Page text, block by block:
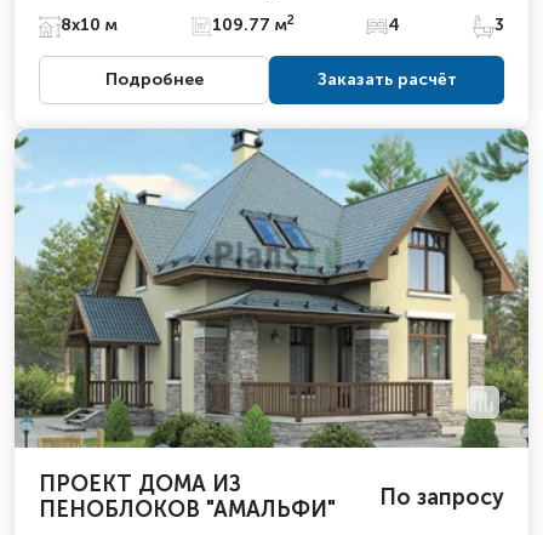
8х10 м 109.77 м2 4 3
Подробнее Заказать расчёт
ПРОЕКТ ДОМА ИЗ
ПЕНОБЛОКОВ "АМАЛЬФИ"
По запросу